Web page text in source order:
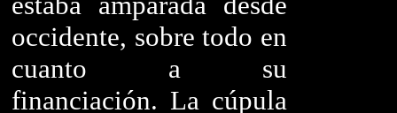
occidente, sobre todo en
cuanto a su
financiación. La cúpula